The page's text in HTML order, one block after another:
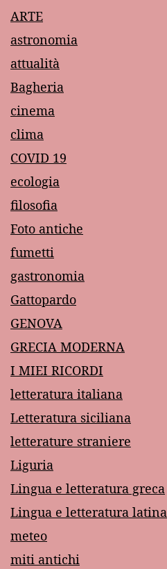
ARTE
astronomia
attualità
Bagheria
cinema
clima
COVID 19
ecologia
filosofia
Foto antiche
fumetti
gastronomia
Gattopardo
GENOVA
GRECIA MODERNA
I MIEI RICORDI
letteratura italiana
Letteratura siciliana
letterature straniere
Liguria
Lingua e letteratura greca
Lingua e letteratura latina
meteo
miti antichi